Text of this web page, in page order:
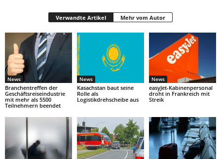
Verwandte Artikel Mehr vom Autor
News
Branchentreffen der
Geschäftsreiseindustrie
mit mehr als 5500
Teilnehmern beendet
News
Kasachstan baut seine
Rolle als
Logistikdrehscheibe aus
News
easyJet-Kabinenpersonal
droht in Frankreich mit
Streik